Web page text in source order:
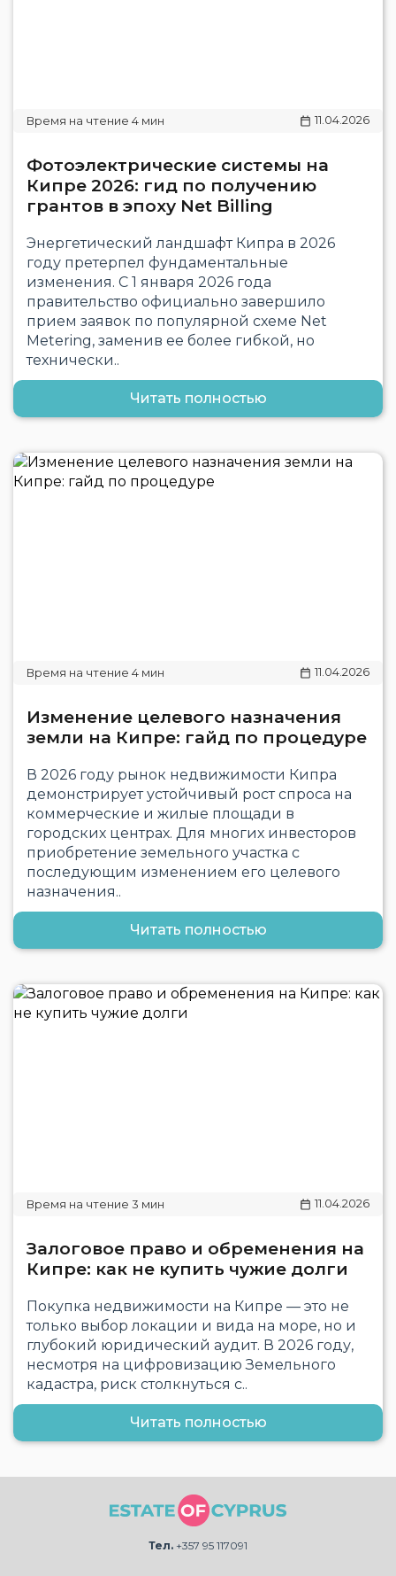
11.04.2026
Фотоэлектрические системы на
Кипре 2026: гид по получению
грантов в эпоху Net Billing
Энергетический ландшафт Кипра в 2026
году претерпел фундаментальные
изменения. С 1 января 2026 года
правительство официально завершило
прием заявок по популярной схеме Net
Metering, заменив ее более гибкой, но
технически..
Читать полностью
11.04.2026
Изменение целевого назначения
земли на Кипре: гайд по процедуре
В 2026 году рынок недвижимости Кипра
демонстрирует устойчивый рост спроса на
коммерческие и жилые площади в
городских центрах. Для многих инвесторов
приобретение земельного участка с
последующим изменением его целевого
назначения..
Читать полностью
11.04.2026
Залоговое право и обременения на
Кипре: как не купить чужие долги
Покупка недвижимости на Кипре — это не
только выбор локации и вида на море, но и
глубокий юридический аудит. В 2026 году,
несмотря на цифровизацию Земельного
кадастра, риск столкнуться с..
Читать полностью
Тел. +357 95 117091